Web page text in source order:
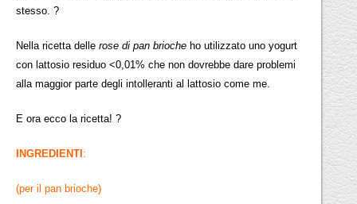
stesso. ?
Nella ricetta dellerose di pan brioche ho utilizzato uno yogurt
con lattosio residuo <0,01% che non dovrebbe dare problemi
alla maggior parte degli intolleranti al lattosio come me.
E ora ecco la ricetta! ?
INGREDIENTI:
(per il pan brioche)